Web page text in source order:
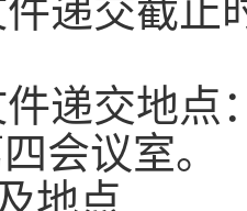
递交截止
件递交地点
四会议室。
地点